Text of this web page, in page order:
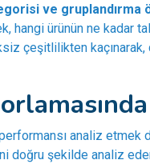
ve gruplandırma
hangi ürünün ne kadar
çeşitlilikten
analiz etmek
doğru şekilde analiz